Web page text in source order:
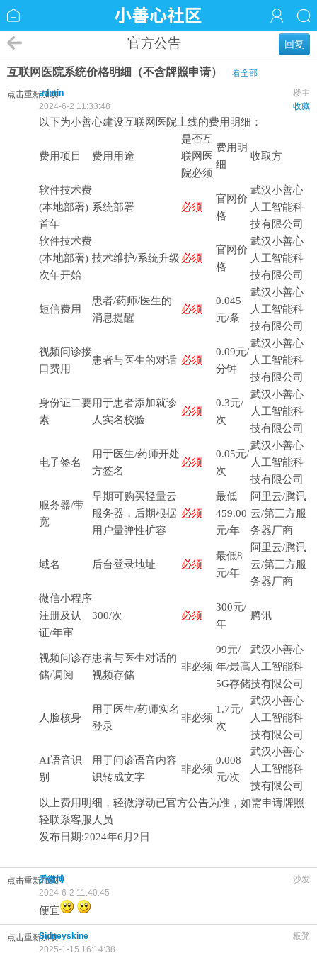
回复
官方公告
互联网医院系统价格明细（不含牌照申请） 看全部
点击重新加载 楼主
admin
收藏
2024-6-2 11:33:48
以下为小善心建设互联网医院上线的费用明细：
费用项目 费用用途
是否互
联网医
院必须
费用明
细
收取方
软件技术费
(本地部署)
首年
系统部署 必须
官网价
格
武汉小善心
人工智能科
技有限公司
软件技术费
(本地部署)
次年开始
技术维护/系统升级 必须
官网价
格
武汉小善心
人工智能科
技有限公司
短信费用
患者/药师/医生的
消息提醒
必须
0.045
元/条
武汉小善心
人工智能科
技有限公司
视频问诊接
口费用
患者与医生的对话 必须
0.09元/
分钟
武汉小善心
人工智能科
技有限公司
身份证二要
素
用于患者添加就诊
人实名校验
必须
0.3元/
次
武汉小善心
人工智能科
技有限公司
电子签名
用于医生/药师开处
方签名
必须
0.05元/
次
武汉小善心
人工智能科
技有限公司
服务器/带
宽
早期可购买轻量云
服务器，后期根据
用户量弹性扩容
必须
最低
459.00
元/年
阿里云/腾讯
云/第三方服
务器厂商
域名 后台登录地址 必须
最低8
元/年
阿里云/腾讯
云/第三方服
务器厂商
微信小程序
注册及认
证/年审
300/次 必须
300元/
年
腾讯
视频问诊存
储/调阅
患者与医生对话的
视频存储
非必须
99元/
年/最高
5G存储
武汉小善心
人工智能科
技有限公司
人脸核身
用于医生/药师实名
登录
非必须
1.7元/
次
武汉小善心
人工智能科
技有限公司
AI语音识
别
用于问诊语音内容
识转成文字
非必须
0.008
元/次
武汉小善心
人工智能科
技有限公司
以上费用明细，轻微浮动已官方公告为准，如需申请牌照
轻联系客服人员
发布日期:2024年6月2日
点击重新加载 沙发
乔微博
2024-6-2 11:40:45
便宜
点击重新加载 板凳
Sidneyskine
2025-1-15 16:14:38